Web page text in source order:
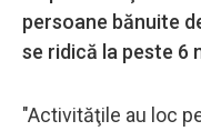
persoane bănuite
se ridică la peste 6
"Activităţile au loc